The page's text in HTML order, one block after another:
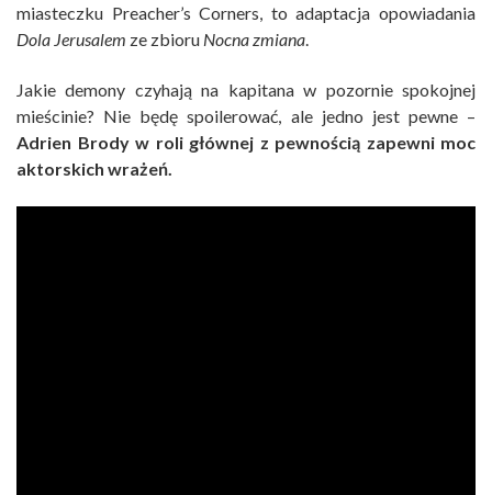
miasteczku Preacher’s Corners, to adaptacja opowiadania
Dola Jerusalem ze zbioru Nocna zmiana
Jakie demony czyhają na kapitana w pozornie spokojnej
mieścinie? Nie będę spoilerować, ale jedno jest pewne –
Adrien Brody w roli głównej z pewnością zapewni moc
aktorskich wrażeń.